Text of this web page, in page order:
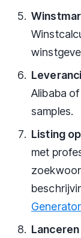
Alibaba
samples.
Listing
met